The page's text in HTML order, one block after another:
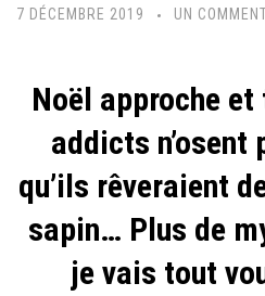
7 DÉCEMBRE 2019 UN
Noël approche
addicts n’osent
qu’ils rêveraient
sapin… Plus de
je vais tout